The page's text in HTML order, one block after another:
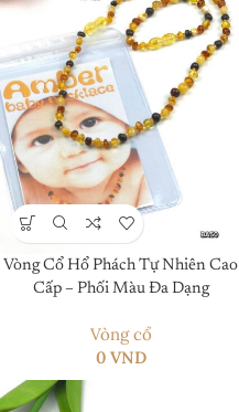
Vòng Cổ Hổ Phách Tự Nhiên Cao
Cấp – Phối Màu Đa Dạng
Vòng cổ
0 VND